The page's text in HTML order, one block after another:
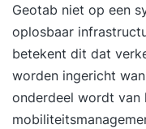
verzinnen van
omdat we in
structureren onze
waarop we
we ze nodig
belemmert je ook
Geotab niet op een
oplosbaar
betekent dit dat
worden ingericht
onderdeel wordt van